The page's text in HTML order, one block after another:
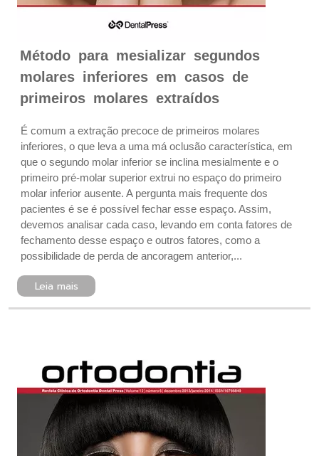
Método para mesializar segundos
molares inferiores em casos de
primeiros molares extraídos
É comum a extração precoce de primeiros molares
inferiores, o que leva a uma má oclusão característica, em
que o segundo molar inferior se inclina mesialmente e o
primeiro pré-molar superior extrui no espaço do primeiro
molar inferior ausente. A pergunta mais frequente dos
pacientes é se é possível fechar esse espaço. Assim,
devemos analisar cada caso, levando em conta fatores de
fechamento desse espaço e outros fatores, como a
possibilidade de perda de ancoragem anterior,...
Leia mais